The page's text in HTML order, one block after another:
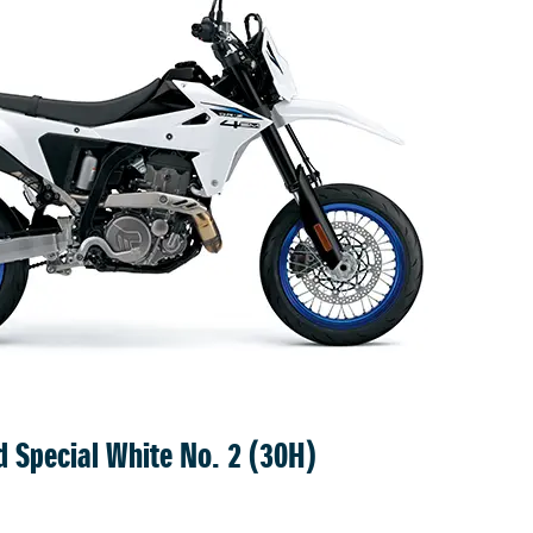
Special White No. 2 (30H)